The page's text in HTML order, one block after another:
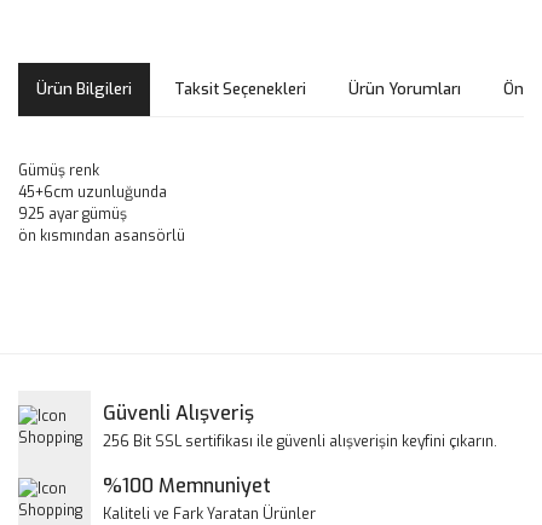
Ürün Bilgileri Taksit Seçenekleri Ürün Yorumları
Gümüş renk
45+6cm uzunluğunda
925 ayar gümüş
ön kısmından asansörlü
Yorum Yaz
Ürün resmi kalitesiz, bozuk veya görüntülenemiyor.
Ürün bilgilerinde hatalar bulunuyor.
Güvenli Alışveriş
256 Bit SSL sertifikası ile güvenli alışverişin keyfini çıkarın.
%100 Memnuniyet
Kaliteli ve Fark Yaratan Ürünler